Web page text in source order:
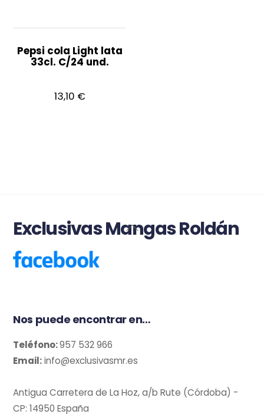
Pepsi cola Light lata
33cl. C/24 und.
13,10 €
Back
Exclusivas Mangas Roldán
Nos puede encontrar en…
Teléfono:957 532 966
Email:info@exclusivasmr.es
Antigua Carretera de La Hoz, a/b Rute (Córdoba) -
CP: 14950 España